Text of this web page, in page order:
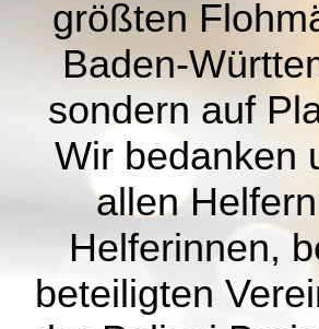
größten
Baden-
sondern auf
Wir bedanken
allen
Helferinnen,
beteiligten